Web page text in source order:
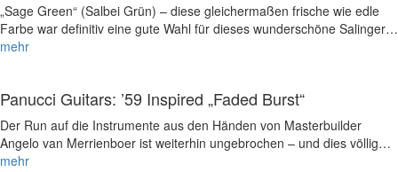
„Sage Green“ (Salbei Grün) – diese gleichermaßen frische wie edle
Farbe war definitiv eine gute Wahl für dieses wunderschöne Salinger…
mehr
Panucci Guitars: ’59 Inspired „Faded Burst“
Der Run auf die Instrumente aus den Händen von Masterbuilder
Angelo van Merrienboer ist weiterhin ungebrochen – und dies völlig…
mehr